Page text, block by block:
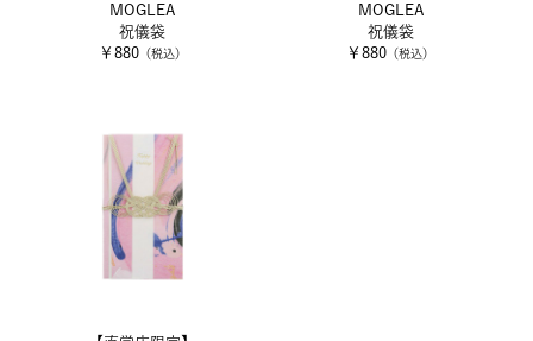
MOGLEA
祝儀袋
￥880（税込）
MOGLEA
祝儀袋
￥880 （税込）